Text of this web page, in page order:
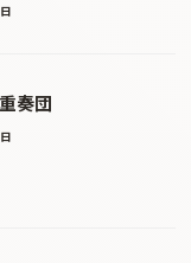
奏団